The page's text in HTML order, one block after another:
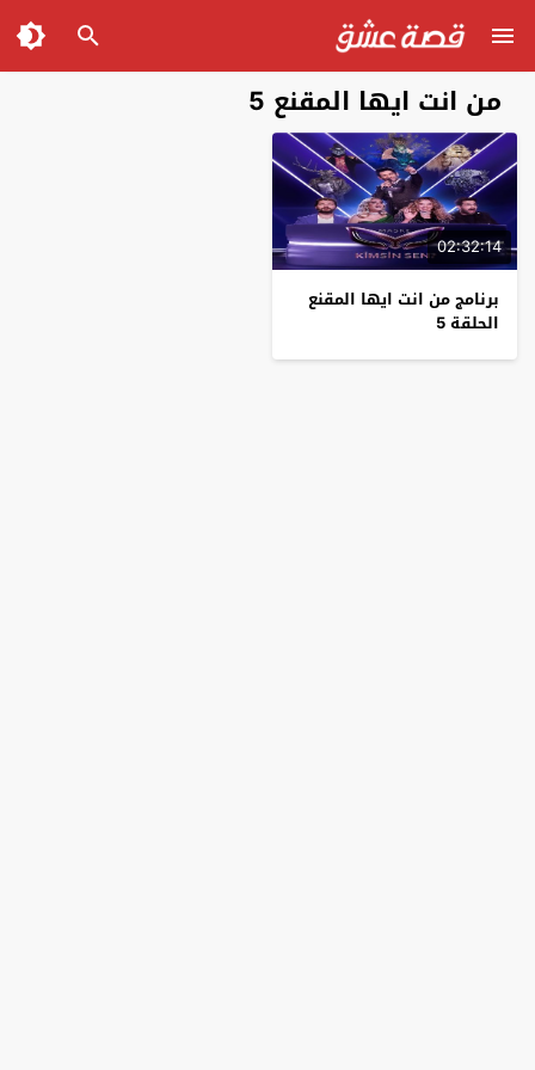
من انت ايها المقنع 5
02:32:14
برنامج من انت ايها المقنع
الحلقة 5